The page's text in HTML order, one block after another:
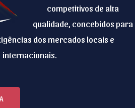
competitivos de alta
qualidade, concebidos para
dos mercados locais e
internacionais.